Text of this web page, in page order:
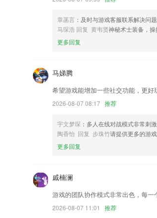
增加报单时智能解析输入功能
联系我们
章菡言 ：及时与游戏客服联系解决问
马琛浩 回复 黄韦贤神秘术士装备，操
更多回复
马娣腾
希望游戏能增加一些社交功能，更好
2026-08-07 08:17 推荐
宇文梦琛 ：多人在线对战模式非常刺
陶香怡 回复 步珠竹请提供更多的游
更多回复
戚楠澜
游戏的团队协作模式非常出色，每一
2026-08-07 11:01 推荐